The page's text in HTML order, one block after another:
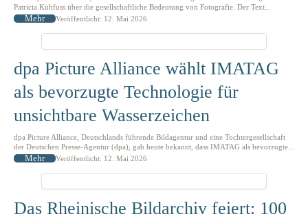
Patricia Kühfuss über die gesellschaftliche Bedeutung von Fotografie. Der Text...
Mehr Veröffentlicht: 12. Mai 2026
dpa Picture Alliance wählt IMATAG
als bevorzugte Technologie für
unsichtbare Wasserzeichen
dpa Picture Alliance, Deutschlands führende Bildagentur und eine Tochtergesellschaft
der Deutschen Presse-Agentur (dpa), gab heute bekannt, dass IMATAG als bevorzugte...
Mehr Veröffentlicht: 12. Mai 2026
Das Rheinische Bildarchiv feiert: 100